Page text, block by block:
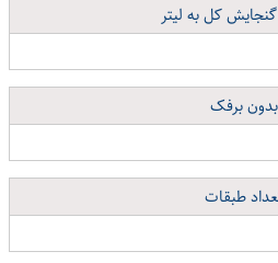
کل به لیتر
بدون برفک
طبقات